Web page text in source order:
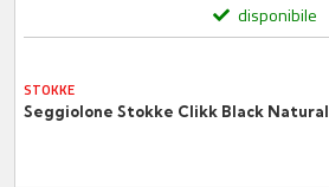
disponibile
STOKKE
Seggiolone Stokke Clikk Black Natural